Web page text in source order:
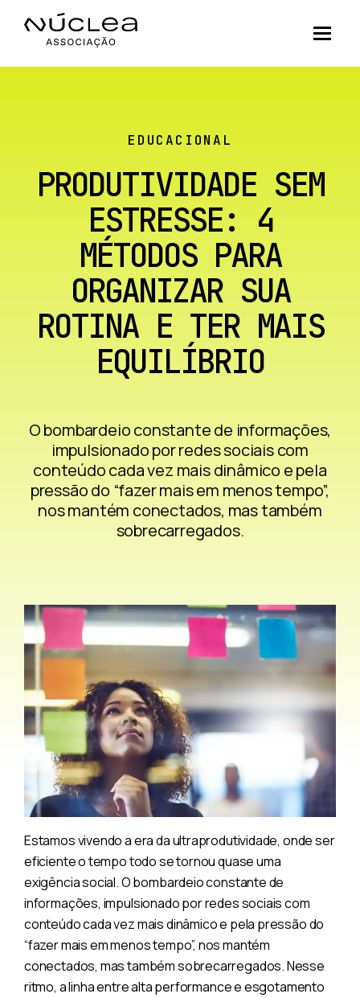
EDUCACIONAL
PRODUTIVIDADE SEM
ESTRESSE: 4
MÉTODOS PARA
ORGANIZAR SUA
ROTINA E TER MAIS
EQUILÍBRIO
O bombardeio constante de informações,
impulsionado por redes sociais com
conteúdo cada vez mais dinâmico e pela
pressão do “fazer mais em menos tempo”,
nos mantém conectados, mas também
sobrecarregados.
Estamos vivendo a era da ultraprodutividade, onde ser
eficiente o tempo todo se tornou quase uma
exigência social. O bombardeio constante de
informações, impulsionado por redes sociais com
conteúdo cada vez mais dinâmico e pela pressão do
“fazer mais em menos tempo”, nos mantém
conectados, mas também sobrecarregados. Nesse
ritmo, a linha entre alta performance e esgotamento